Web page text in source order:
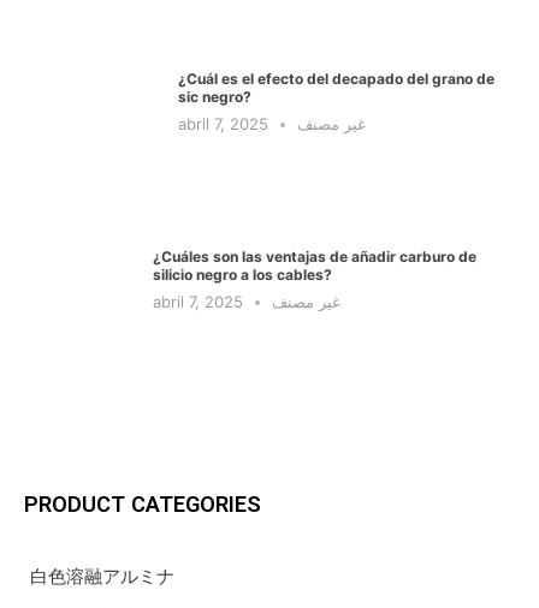
¿Cuál es el efecto del decapado del grano de
sic negro?
abril 7, 2025 غير مصنف
¿Cuáles son las ventajas de añadir carburo de
silicio negro a los cables?
abril 7, 2025 غير مصنف
PRODUCT CATEGORIES
白色溶融アルミナ